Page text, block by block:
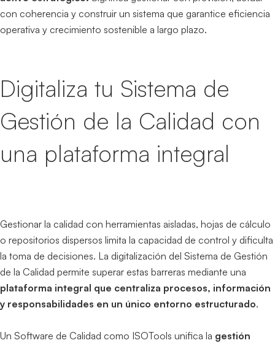
con coherencia y construir un sistema que garantice eficiencia
operativa y crecimiento sostenible a largo plazo.
Digitaliza tu Sistema de
Gestión de la Calidad con
una plataforma integral
Gestionar la calidad con herramientas aisladas, hojas de cálculo
o repositorios dispersos limita la capacidad de control y dificulta
la toma de decisiones. La digitalización del Sistema de Gestión
de la Calidad permite superar estas barreras mediante una
plataforma integral que centraliza procesos, información
y responsabilidades en un único entorno estructurado.
Un Software de Calidad como ISOTools unifica la gestión